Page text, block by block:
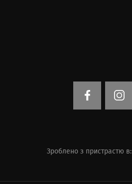
Зроблено з пристрастю в: